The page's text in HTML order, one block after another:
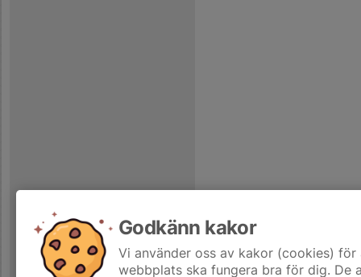
Godkänn kakor
Vi använder oss av kakor (cookies)
webbplats ska fungera bra för dig. De